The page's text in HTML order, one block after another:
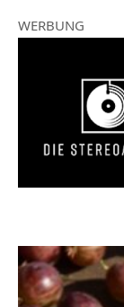
WERBUNG